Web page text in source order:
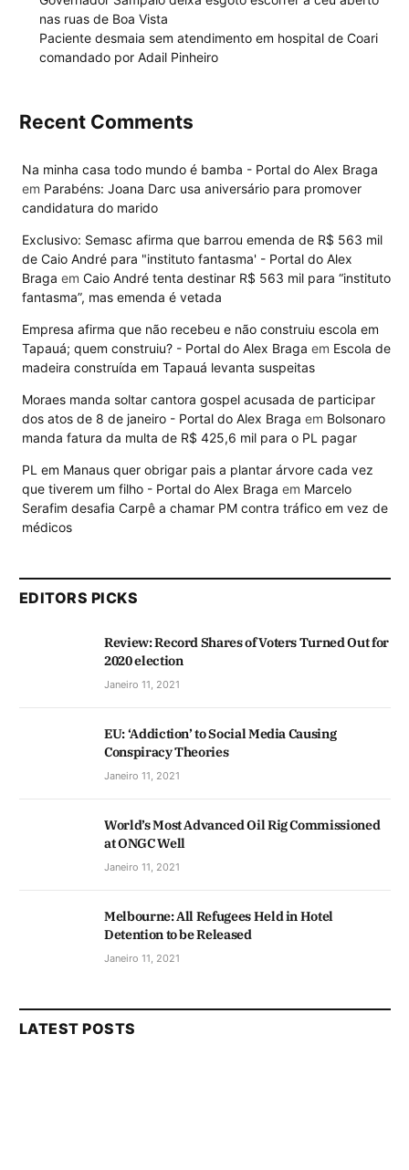
nas ruas de Boa Vista
Paciente desmaia sem atendimento em hospital de Coari
comandado por Adail Pinheiro
Recent Comments
Na minha casa todo mundo é bamba - Portal do Alex Braga
em Parabéns: Joana Darc usa aniversário para promover
candidatura do marido
Exclusivo: Semasc afirma que barrou emenda de R$ 563 mil
de Caio André para "instituto fantasma' - Portal do Alex
Braga em Caio André tenta destinar R$ 563 mil para “instituto
fantasma”, mas emenda é vetada
Empresa afirma que não recebeu e não construiu escola em
Tapauá; quem construiu? - Portal do Alex Braga em Escola de
madeira construída em Tapauá levanta suspeitas
Moraes manda soltar cantora gospel acusada de participar
dos atos de 8 de janeiro - Portal do Alex Braga em Bolsonaro
manda fatura da multa de R$ 425,6 mil para o PL pagar
PL em Manaus quer obrigar pais a plantar árvore cada vez
que tiverem um filho - Portal do Alex Braga em Marcelo
Serafim desafia Carpê a chamar PM contra tráfico em vez de
médicos
EDITORS PICKS
Review: Record Shares of Voters Turned Out for
2020 election
Janeiro 11, 2021
EU: ‘Addiction’ to Social Media Causing
Conspiracy Theories
Janeiro 11, 2021
World’s Most Advanced Oil Rig Commissioned
at ONGC Well
Janeiro 11, 2021
Melbourne: All Refugees Held in Hotel
Detention to be Released
Janeiro 11, 2021
LATEST POSTS